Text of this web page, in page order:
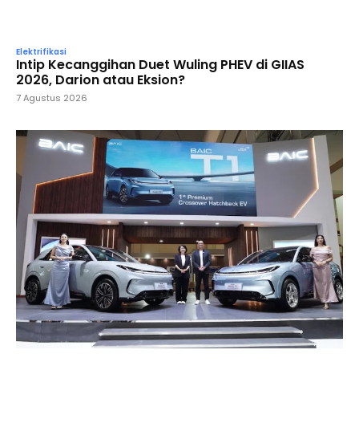
Elektrifikasi
Intip Kecanggihan Duet Wuling PHEV di GIIAS
2026, Darion atau Eksion?
7 Agustus 2026